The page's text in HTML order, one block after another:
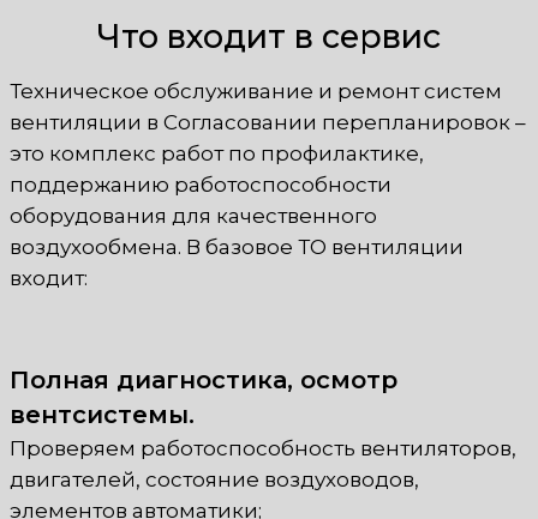
Что входит в сервис
Техническое обслуживание и ремонт систем
вентиляции в Согласовании перепланировок –
это комплекс работ по профилактике,
поддержанию работоспособности
оборудования для качественного
воздухообмена. В базовое ТО вентиляции
входит:
Полная диагностика, осмотр
вентсистемы.
Проверяем работоспособность вентиляторов,
двигателей, состояние воздуховодов,
элементов автоматики;